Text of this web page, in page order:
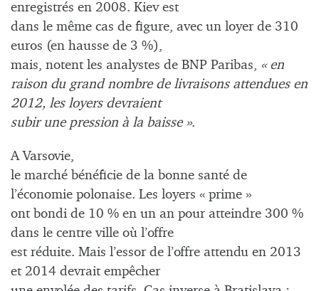
enregistrés en 2008. Kiev est
dans le même cas de figure, avec un loyer de 310
euros (en hausse de 3 %),
mais, notent les analystes de BNP Paribas, « en
raison du grand nombre de livraisons attendues en
2012, les loyers devraient
subir une pression à la baisse ».
A Varsovie,
le marché bénéficie de la bonne santé de
l’économie polonaise. Les loyers « prime »
ont bondi de 10 % en un an pour atteindre 300 %
dans le centre ville où l’offre
est réduite. Mais l’essor de l’offre attendu en 2013
et 2014 devrait empêcher